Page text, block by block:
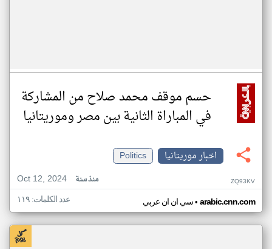
حسم موقف محمد صلاح من المشاركة
في المباراة الثانية بين مصر وموريتانيا
اخبار موريتانيا
Politics
Oct 12, 2024
منذ سنة ZQ93KV
سي ان ان عربي• arabic.cnn.com عدد الكلمات: ١١٩